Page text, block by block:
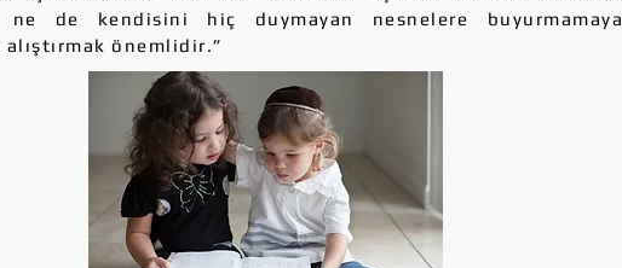
ne de kendisini hiç duymayan nesnelere buyurmamaya
önemlidir.”